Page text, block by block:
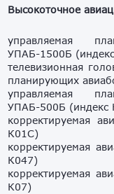
Высокоточное
управляемая
УПАБ-1500Б
телевизионная
планирующих
управляемая
УПАБ-500Б (индекс
корректируемая
К01С)
корректируемая
К047)
корректируемая
К07)